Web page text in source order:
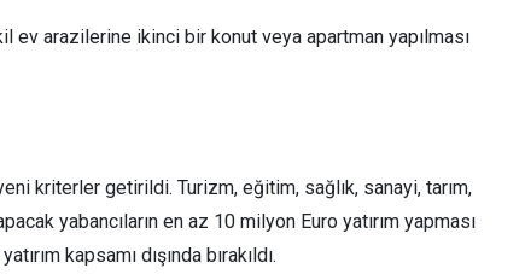
ev arazilerine ikinci bir konut veya apartman yapılması
kriterler getirildi. Turizm, eğitim, sağlık, sanayi, tarım,
yabancıların en az 10 milyon Euro yatırım yapması
kapsamı dışında bırakıldı.